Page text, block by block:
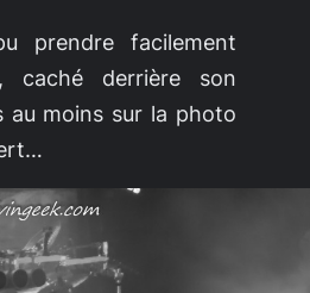
prendre facilement
caché derrière son
au moins sur la photo